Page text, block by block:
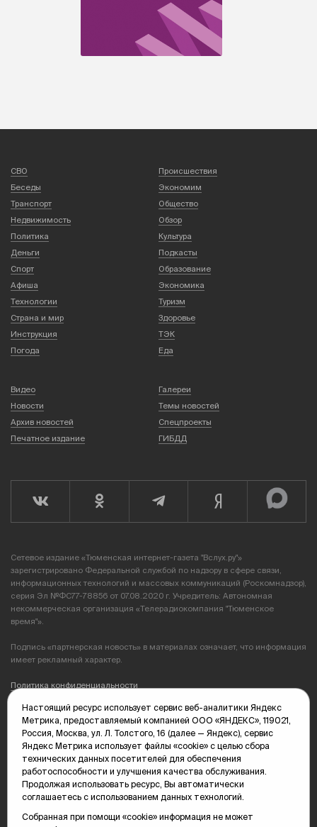
СВО
Происшествия
Беседы
Экономим
Транспорт
Общество
Недвижимость
Обзор
Политика
Культура
Деньги
Подкасты
Спорт
Образование
Афиша
Экономика
Технологии
Туризм
Страна и мир
Здоровье
Инструкция
ТЭК
Погода
Еда
Видео
Галереи
Новости
Темы новостей
Архив новостей
Спецпроекты
Печатное издание
ГИБДД
Сетевое издание «Тюменская интернет-газета "Вслух.ру"»
зарегистрировано Федеральной службой по надзору в сфере связи,
информационных технологий и массовых коммуникаций (Роскомнадзор),
серия Эл №ФС77-78856 от 07.08.2020 г. Учредитель: Автономная
некоммерческая организация «Телерадиокомпания "Тюменское
время"».
Подпись «партнерская новость» в материалах означает, что информация
имеет рекламный характер.
Политика конфиденциальности
Редакция: 625035, Тюмень, пр. Геологоразведчиков, 28А
(3452) 68-89-05
edit@vsluh.ru
Главный редактор: Панкина Т.Ю.
kika@vsluh.ru
По вопросам рекламы:
(3452) 68-89-78
Настоящий ресурс использует сервис веб-аналитики Яндекс
Метрика, предоставляемый компанией ООО «ЯНДЕКС», 119021,
Россия, Москва, ул. Л. Толстого, 16 (далее — Яндекс), сервис
Яндекс Метрика использует файлы «cookie» с целью сбора
технических данных посетителей для обеспечения
работоспособности и улучшения качества обслуживания.
Продолжая использовать ресурс, Вы автоматически
соглашаетесь с использованием данных технологий.
Собранная при помощи «cookie» информация не может